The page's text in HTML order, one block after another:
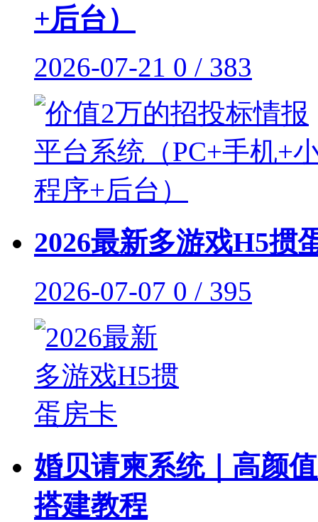
+后台）
2026-07-21 0 / 383
2026最新多游戏H5掼
2026-07-07 0 / 395
婚贝请柬系统｜高颜
搭建教程